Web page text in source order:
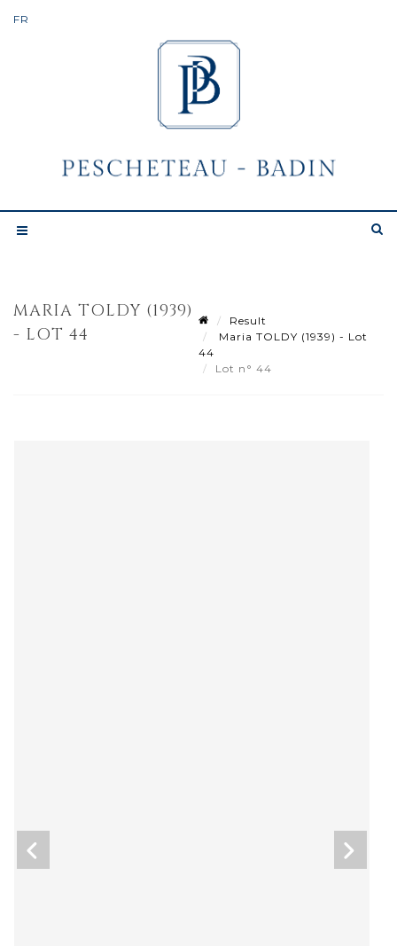
MARIA TOLDY (1939)
- LOT 44
Result
Maria TOLDY (1939) - Lot
44
Lot n° 44